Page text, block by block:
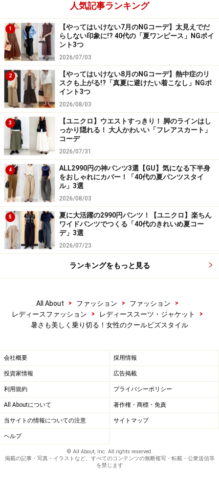
人気記事ランキング
1
【やってはいけない7月のNGコーデ】太見えでだ
らしない印象に!? 40代の「夏ワンピース」NGポイ
ント3つ
2026/07/03
2
【やってはいけない8月のNGコーデ】熱中症のリ
スクも上がる!?「真夏に避けたい着こなし」NGポ
イント3つ
2026/08/03
3
【ユニクロ】ウエストすっきり！ 脚のラインはし
っかり隠れる！ 大人かわいい「フレアスカート」
コーデ
2026/07/31
4
ALL2990円の神パンツ3選【GU】気になる下半身
をおしゃれにカバー！「40代の夏パンツスタイ
ル」3選
2026/08/03
5
夏に大活躍の2990円パンツ！【ユニクロ】楽ちん
ワイドパンツでつくる「40代のきれいめ夏コー
デ」3選
2026/07/23
ランキングをもっと見る
All About > ファッション > ファッション
>
レディースファッション
> レディーススーツ・ジャケット
>
暑さも美しく乗り切る！女性のクールビズスタイル
会社概要 採用情報
投資家情報 広告掲載
利用規約 プライバシーポリシー
All Aboutについて 著作権・商標・免責
当サイトの情報についての注意 サイトマップ
ヘルプ
© All About, Inc. All rights reserved.
掲載の記事・写真・イラストなど、すべてのコンテンツの無断複写・転載・公衆送信等
を禁じます